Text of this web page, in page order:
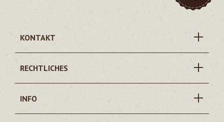
KONTAKT
RECHTLICHES
INFO